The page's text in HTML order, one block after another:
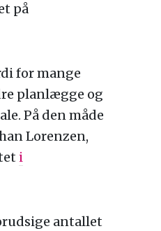
på
for mange
planlægge og
På den måde
Lorenzen,
i
antallet